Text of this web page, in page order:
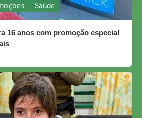
Saúde
16 anos com promoção especial